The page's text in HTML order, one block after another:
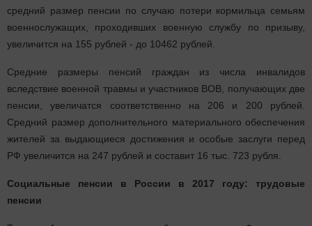
средний размер пенсии по случаю потери кормильца семьям
военнослужащих, проходивших военную службу по призыву,
увеличится на 155 рублей - до 10462 рублей.
Средние размеры пенсий граждан из числа инвалидов
вследствие военной травмы и участников ВОВ, получающих две
пенсии, увеличатся соответственно на 206 и 200 рублей.
Средний размер дополнительного материального обеспечения
жителей за выдающиеся достижения и особые заслуги перед
РФ увеличится на 247 рублей и составит 16 тыс. 723 рубля.
Социальные пенсии в России в 2017 году: трудовые
пенсии